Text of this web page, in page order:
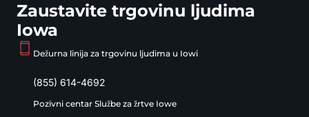
Zaustavite trgovinu ljudima
Iowa
Dežurna linija za trgovinu ljudima u Iowi
(855) 614-4692
Pozivni centar Službe za žrtve Iowe